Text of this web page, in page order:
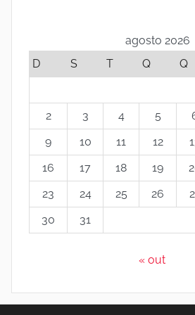
o
agosto 2026
D
S T Q Q
2
3 4 5
9
10 11 12
16
17 18 19
23
24 25 26
30
31
« out